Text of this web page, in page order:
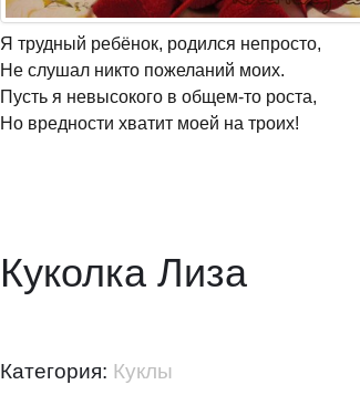
Я трудный ребёнок, родился непросто,
Не слушал никто пожеланий моих.
Пусть я невысокого в общем-то роста,
Но вредности хватит моей на троих!
Куколка Лиза
Категория: Куклы